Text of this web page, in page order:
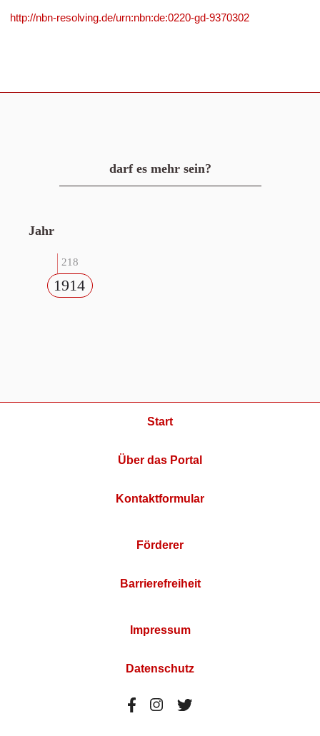
http://nbn-resolving.de/urn:nbn:de:0220-gd-9370302
darf es mehr sein?
Jahr
218
1914
Start
Über das Portal
Kontaktformular
Förderer
Barrierefreiheit
Impressum
Datenschutz